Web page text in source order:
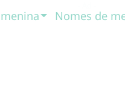
Nomes de